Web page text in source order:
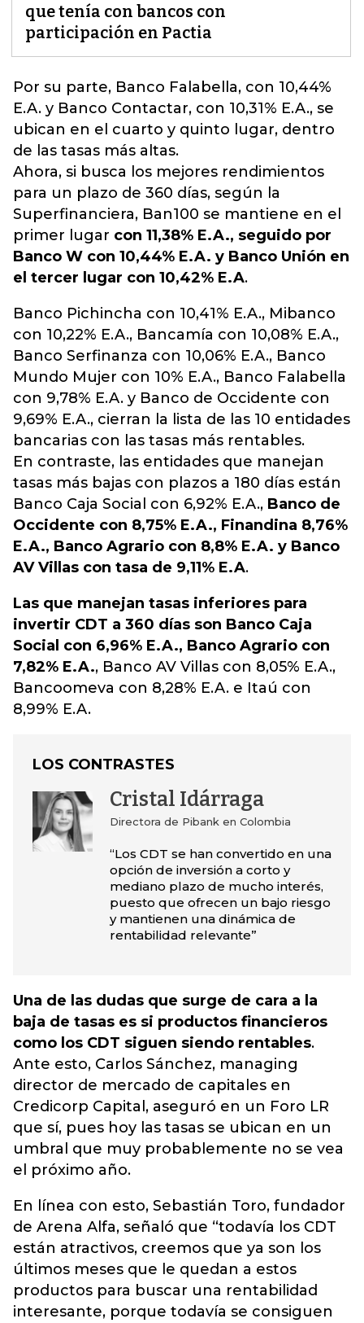
que tenía con bancos con
participación en Pactia
Por su parte, Banco Falabella, con 10,44%
E.A. y Banco Contactar, con 10,31% E.A., se
ubican en el cuarto y quinto lugar, dentro
de las tasas más altas.
Ahora, si busca los mejores rendimientos
para un plazo de 360 días, según la
Superfinanciera, Ban100 se mantiene en el
primer lugar con 11,38% E.A., seguido por
Banco W con 10,44% E.A. y Banco Unión en
el tercer lugar con 10,42% E.A.
Banco Pichincha con 10,41% E.A., Mibanco
con 10,22% E.A., Bancamía con 10,08% E.A.,
Banco Serfinanza con 10,06% E.A., Banco
Mundo Mujer con 10% E.A., Banco Falabella
con 9,78% E.A. y Banco de Occidente con
9,69% E.A., cierran la lista de las 10 entidades
bancarias con las tasas más rentables.
En contraste, las entidades que manejan
tasas más bajas con plazos a 180 días están
Banco Caja Social con 6,92% E.A., Banco de
Occidente con 8,75% E.A., Finandina 8,76%
E.A., Banco Agrario con 8,8% E.A. y Banco
AV Villas con tasa de 9,11% E.A.
Las que manejan tasas inferiores para
invertir CDT a 360 días son Banco Caja
Social con 6,96% E.A., Banco Agrario con
7,82% E.A., Banco AV Villas con 8,05% E.A.,
Bancoomeva con 8,28% E.A. e Itaú con
8,99% E.A.
LOS CONTRASTES
Cristal Idárraga
Directora de Pibank en Colombia
“Los CDT se han convertido en una
opción de inversión a corto y
mediano plazo de mucho interés,
puesto que ofrecen un bajo riesgo
y mantienen una dinámica de
rentabilidad relevante”
Una de las dudas que surge de cara a la
baja de tasas es si productos financieros
como los CDT siguen siendo rentables.
Ante esto, Carlos Sánchez, managing
director de mercado de capitales en
Credicorp Capital, aseguró en un Foro LR
que sí, pues hoy las tasas se ubican en un
umbral que muy probablemente no se vea
el próximo año.
En línea con esto, Sebastián Toro, fundador
de Arena Alfa, señaló que “todavía los CDT
están atractivos, creemos que ya son los
últimos meses que le quedan a estos
productos para buscar una rentabilidad
interesante, porque todavía se consiguen